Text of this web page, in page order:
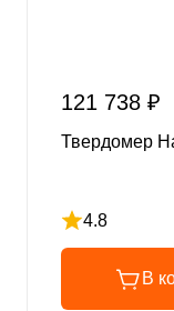
121 738 ₽
Твердомер
4.8
Рейтинг 4.8 из
В